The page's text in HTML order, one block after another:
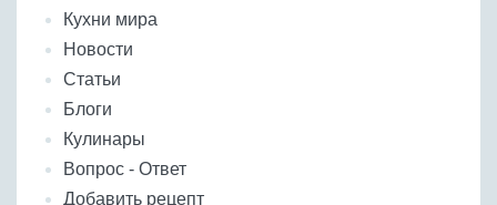
Кухни мира
Новости
Статьи
Блоги
Кулинары
Вопрос - Ответ
Добавить рецепт